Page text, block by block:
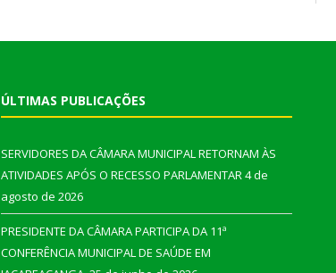
ÚLTIMAS PUBLICAÇÕES
SERVIDORES DA CÂMARA MUNICIPAL RETORNAM ÀS
ATIVIDADES APÓS O RECESSO PARLAMENTAR4 de
agosto de 2026
PRESIDENTE DA CÂMARA PARTICIPA DA 11ª
CONFERÊNCIA MUNICIPAL DE SAÚDE EM